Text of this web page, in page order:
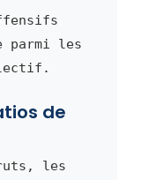
parmi les
de
les